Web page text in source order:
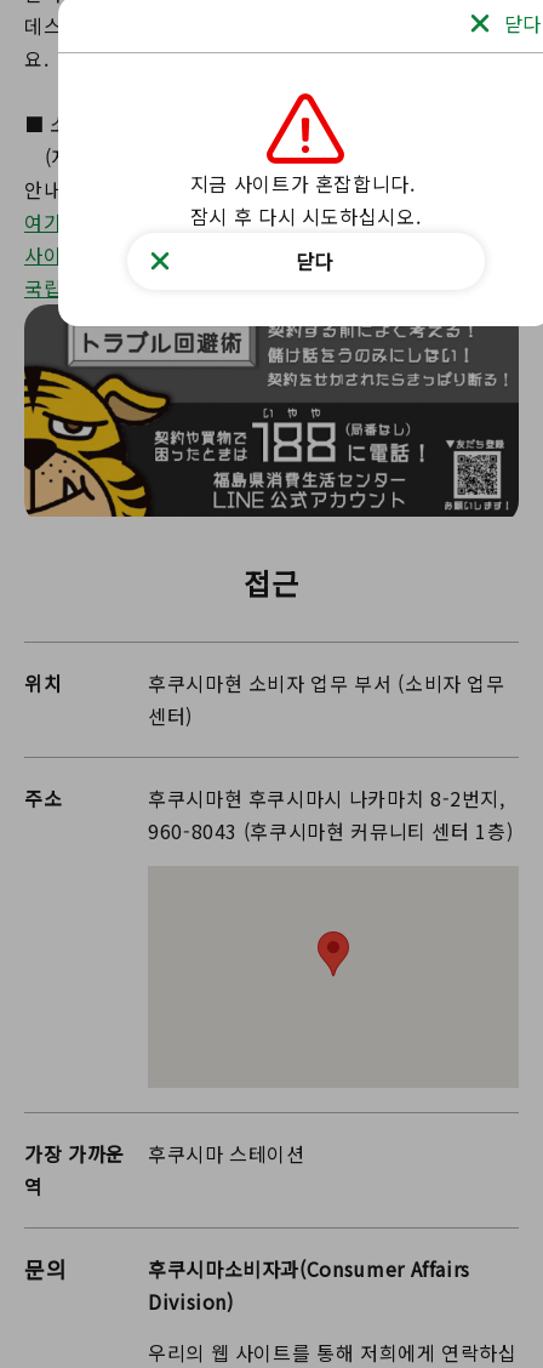
데스크 [소비자 핫라인 ☎ (무지역번호) 188]로 전화하세
요.
■ 소비자 핫라인 ☎ (지역번호 없음) 188
(저희가 가장 가까운 소비자 생활 센터와 상담 데스크로
안내해 드립니다.) ）
여기 후쿠시마현 소비자 업무과(소비자 업무 센터) 웹
사이트가 있습니다.
국립소비자문제센터 웹사이트는 여기를 클릭하세요
접근
위치
후쿠시마현 소비자 업무 부서 (소비자 업무
센터)
주소
후쿠시마현 후쿠시마시 나카마치 8-2번지,
960-8043 (후쿠시마현 커뮤니티 센터 1층)
가장 가까운
역
후쿠시마 스테이션
문의
후쿠시마소비자과(Consumer Affairs
Division)
우리의 웹 사이트를 통해 저희에게 연락하십
닫다
지금 사이트가 혼잡합니다.
잠시 후 다시 시도하십시오.
닫다